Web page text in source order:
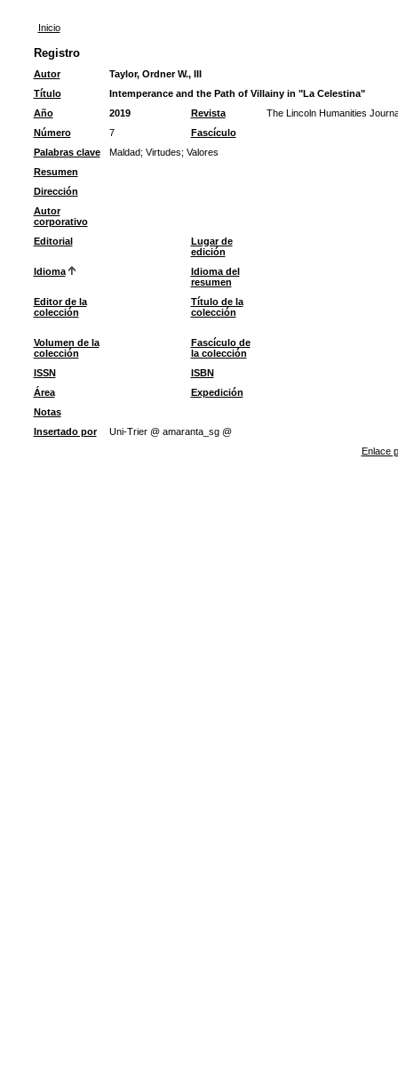
Inicio
Registro
Autor
Taylor, Ordner W., III
Título
Intemperance and the Path of Villainy in "La Celestina"
Año
2019 Revista
The Lincoln Humanities
Número
7
Fascículo
Palabras clave
Maldad; Virtudes; Valores
Resumen
Dirección
Autor
corporativo
Editorial
Lugar de
edición
Idioma
Idioma del
resumen
Editor de la
colección
Título de la
colección
Volumen de la
colección
Fascículo de
la colección
ISSN
ISBN
Área
Expedición
Notas
Insertado por
Uni-Trier @ amaranta_sg @
Enlace